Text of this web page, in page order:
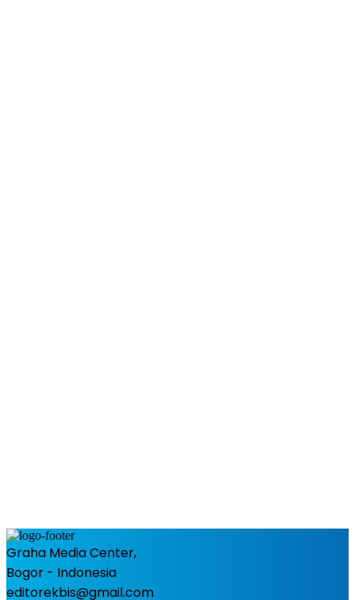
Graha Media Center,
Bogor - Indonesia
editorekbis@gmail.com